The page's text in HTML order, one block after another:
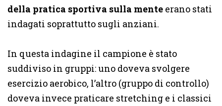
della pratica sportiva sulla mente erano stati
indagati soprattutto sugli anziani.
In questa indagine il campione è stato
suddiviso in gruppi: uno doveva svolgere
esercizio aerobico, l’altro (gruppo di controllo)
doveva invece praticare stretching e i classici